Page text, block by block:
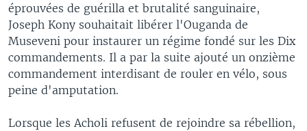
éprouvées de guérilla et brutalité sanguinaire,
Joseph Kony souhaitait libérer l'Ouganda de
Museveni pour instaurer un régime fondé sur les Dix
commandements. Il a par la suite ajouté un onzième
commandement interdisant de rouler en vélo, sous
peine d'amputation.
Lorsque les Acholi refusent de rejoindre sa rébellion,